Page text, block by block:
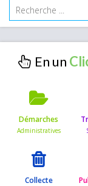
En un
Démarches
Collecte